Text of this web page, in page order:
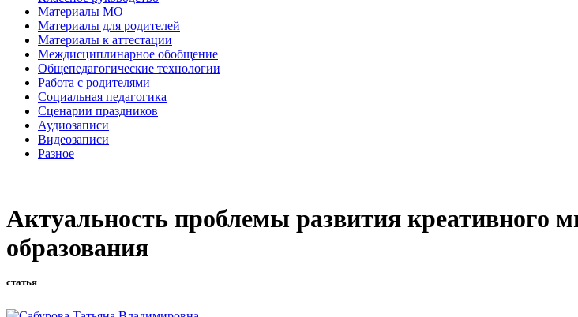
Материалы МО
Материалы для родителей
Материалы к аттестации
Междисциплинарное обобщение
Общепедагогические технологии
Работа с родителями
Социальная педагогика
Сценарии праздников
Аудиозаписи
Видеозаписи
Разное
Актуальность проблемы развития
образования
статья